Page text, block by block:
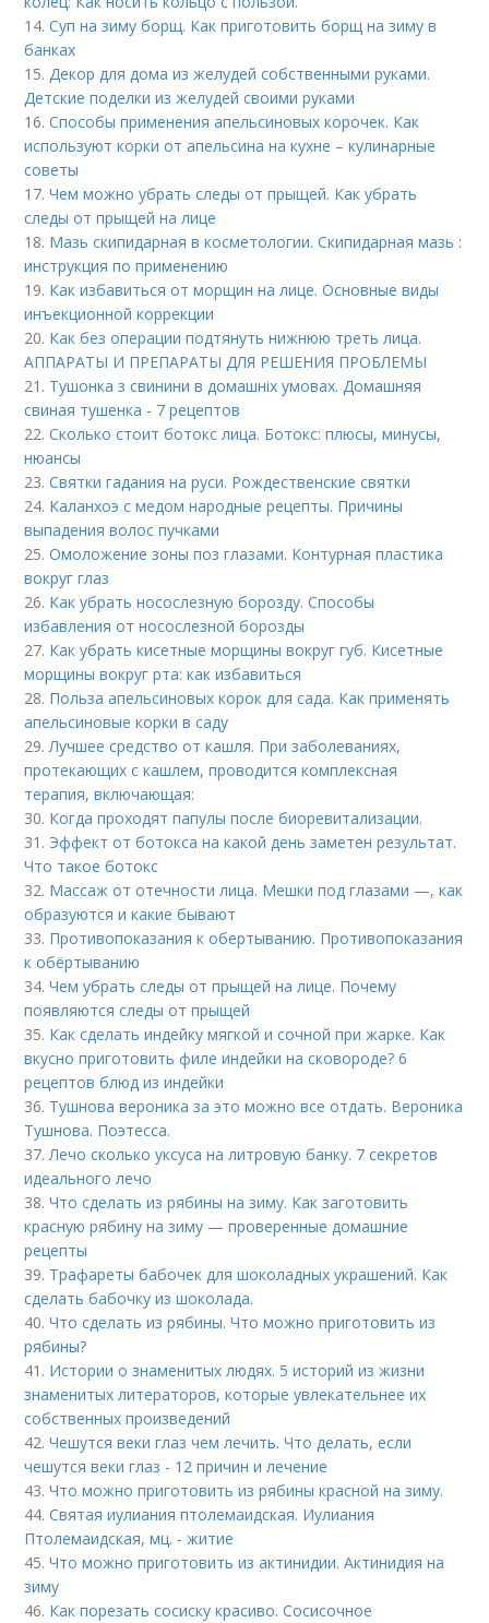
14.Суп на зиму борщ. Как приготовить борщ на зиму в
банках
15.Декор для дома из желудей собственными руками.
Детские поделки из желудей своими руками
16.Способы применения апельсиновых корочек. Как
используют корки от апельсина на кухне – кулинарные
советы
17.Чем можно убрать следы от прыщей. Как убрать
следы от прыщей на лице
18. Мазь скипидарная в косметологии. Скипидарная мазь :
инструкция по применению
19. Как избавиться от морщин на лице. Основные виды
инъекционной коррекции
20. Как без операции подтянуть нижнюю треть лица.
АППАРАТЫ И ПРЕПАРАТЫ ДЛЯ РЕШЕНИЯ ПРОБЛЕМЫ
21. Тушонка з свинини в домашніх умовах. Домашняя
свиная тушенка - 7 рецептов
22.Сколько стоит ботокс лица. Ботокс: плюсы, минусы,
нюансы
23.Святки гадания на руси. Рождественские святки
24. Каланхоэ с медом народные рецепты. Причины
выпадения волос пучками
25.Омоложение зоны поз глазами. Контурная пластика
вокруг глаз
26. Как убрать носослезную борозду. Способы
избавления от носослезной борозды
27. Как убрать кисетные морщины вокруг губ. Кисетные
морщины вокруг рта: как избавиться
28. Польза апельсиновых корок для сада. Как применять
апельсиновые корки в саду
29.Лучшее средство от кашля. При заболеваниях,
протекающих с кашлем, проводится комплексная
терапия, включающая:
30. Когда проходят папулы после биоревитализации.
31. Эффект от ботокса на какой день заметен результат.
Что такое ботокс
32. Массаж от отечности лица. Мешки под глазами —, как
образуются и какие бывают
33. Противопоказания к обертыванию. Противопоказания
к обёртыванию
34.Чем убрать следы от прыщей на лице. Почему
появляются следы от прыщей
35. Как сделать индейку мягкой и сочной при жарке. Как
вкусно приготовить филе индейки на сковороде? 6
рецептов блюд из индейки
36. Тушнова вероника за это можно все отдать. Вероника
Тушнова. Поэтесса.
37.Лечо сколько уксуса на литровую банку. 7 секретов
идеального лечо
38.Что сделать из рябины на зиму. Как заготовить
красную рябину на зиму — проверенные домашние
рецепты
39. Трафареты бабочек для шоколадных украшений. Как
сделать бабочку из шоколада.
40.Что сделать из рябины. Что можно приготовить из
рябины?
41. Истории о знаменитых людях. 5 историй из жизни
знаменитых литераторов, которые увлекательнее их
собственных произведений
42.Чешутся веки глаз чем лечить. Что делать, если
чешутся веки глаз - 12 причин и лечение
43.Что можно приготовить из рябины красной на зиму.
44.Святая иулиания птолемаидская. Иулиания
Птолемаидская, мц. - житие
45.Что можно приготовить из актинидии. Актинидия на
зиму
46. Как порезать сосиску красиво. Сосисочное